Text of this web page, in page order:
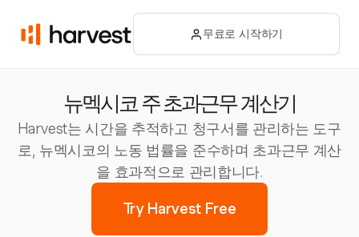
무료로 시작하기
뉴멕시코 주 초과근무 계산기
Harvest는 시간을 추적하고 청구서를 관리하는 도구
로, 뉴멕시코의 노동 법률을 준수하며 초과근무 계산
을 효과적으로 관리합니다.
Try Harvest Free